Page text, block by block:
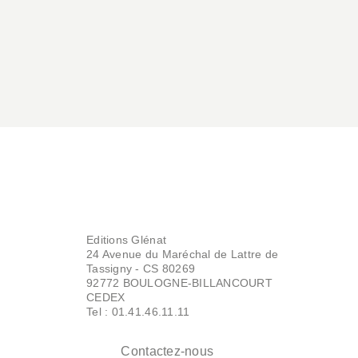
Editions Glénat
24 Avenue du Maréchal de Lattre de
Tassigny - CS 80269
92772 BOULOGNE-BILLANCOURT
CEDEX
Tel : 01.41.46.11.11
Contactez-nous